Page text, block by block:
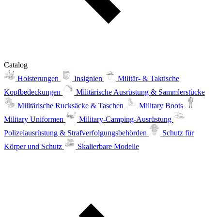
Catalog
Holsterungen
Insignien
Militär- & Taktische
Kopfbedeckungen
Militärische Ausrüstung & Sammlerstücke
Militärische Rucksäcke & Taschen
Military Boots
Military Uniformen
Military-Camping-Ausrüstung
Polizeiausrüstung & Strafverfolgungsbehörden
Schutz für
Körper und Schutz
Skalierbare Modelle